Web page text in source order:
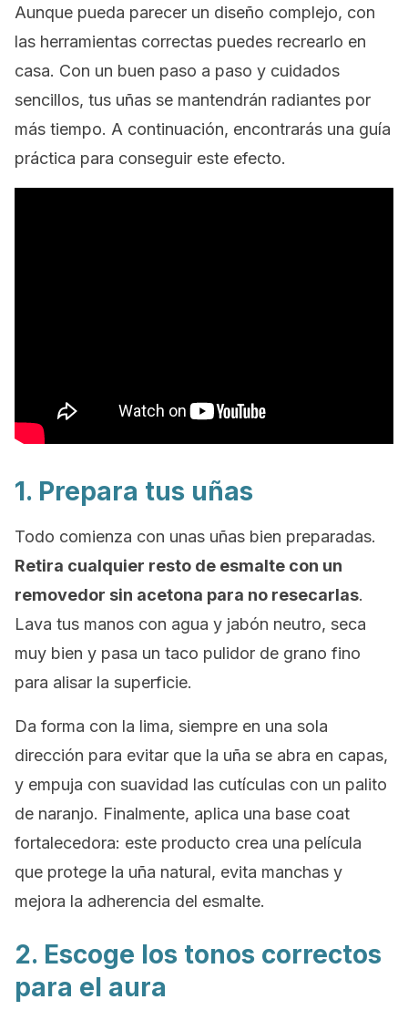
Aunque pueda parecer un diseño complejo, con
las herramientas correctas puedes recrearlo en
casa. Con un buen paso a paso y cuidados
sencillos, tus uñas se mantendrán radiantes por
más tiempo. A continuación, encontrarás una guía
práctica para conseguir este efecto.
1. Prepara tus uñas
Todo comienza con unas uñas bien preparadas.
Retira cualquier resto de esmalte con un
removedor sin acetona para no resecarlas.
Lava tus manos con agua y jabón neutro, seca
muy bien y pasa un taco pulidor de grano fino
para alisar la superficie.
Da forma con la lima, siempre en una sola
dirección para evitar que la uña se abra en capas,
y empuja con suavidad las cutículas con un palito
de naranjo. Finalmente, aplica una base coat
fortalecedora: este producto crea una película
que protege la uña natural, evita manchas y
mejora la adherencia del esmalte.
2. Escoge los tonos correctos
para el aura